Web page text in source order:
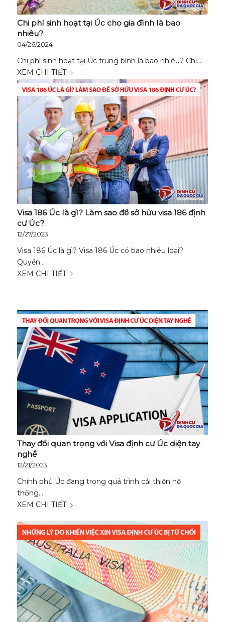
Chi phí sinh hoạt tại Úc cho gia đình là bao
nhiêu?
04/26/2024
Chi phí sinh hoạt tại Úc trung bình là bao nhiêu? Chi…
XEM CHI TIẾT
Visa 186 Úc là gì? Làm sao để sở hữu visa 186 định
cư Úc?
12/27/2023
Visa 186 Úc là gì? Visa 186 Úc có bao nhiêu loại?
Quyền…
XEM CHI TIẾT
Thay đổi quan trọng với Visa định cư Úc diện tay
nghề
12/21/2023
Chính phủ Úc đang trong quá trình cải thiện hệ
thống…
XEM CHI TIẾT